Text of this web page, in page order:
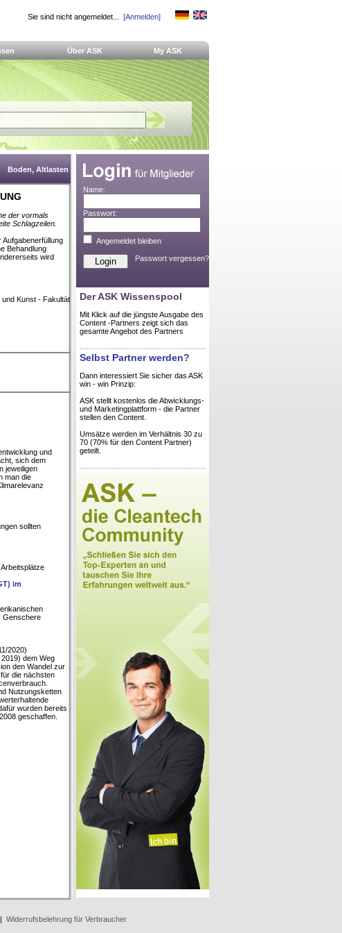
Sie sind nicht angemeldet... [Anmelden]
Über ASK My ASK
Boden, Altlasten
der vormals
Schlagzeilen.
Behandlung
wird
Kunst - Fakultät
und
sich dem
jeweiligen
man die
sollten
im
Genschere
2020)
dem Weg
den Wandel zur
die nächsten
Nutzungsketten
wurden bereits
geschaffen.
Name:
Passwort:
Angemeldet bleiben
Passwort vergessen?
Der ASK Wissenspool
Mit Klick auf die jüngste Ausgabe des
Content -Partners zeigt sich das
gesamte Angebot des Partners
Selbst Partner werden?
Dann interessiert Sie sicher das ASK
win - win Prinzip:
ASK stellt kostenlos die Abwicklungs-
und Marketingplattform - die Partner
stellen den Content.
Umsätze werden im Verhältnis 30 zu
70 (70% für den Content Partner)
geteilt.
Widerrufsbelehrung für Verbraucher